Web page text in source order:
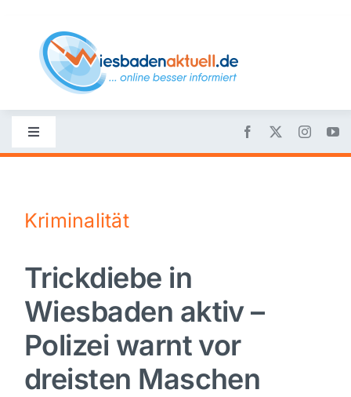
content
Toggle
Navigation
Nachrichten
Politik
Wirtschaft
Sport
Kriminalität
Trickdiebe in
Wiesbaden aktiv –
Polizei warnt vor
dreisten Maschen